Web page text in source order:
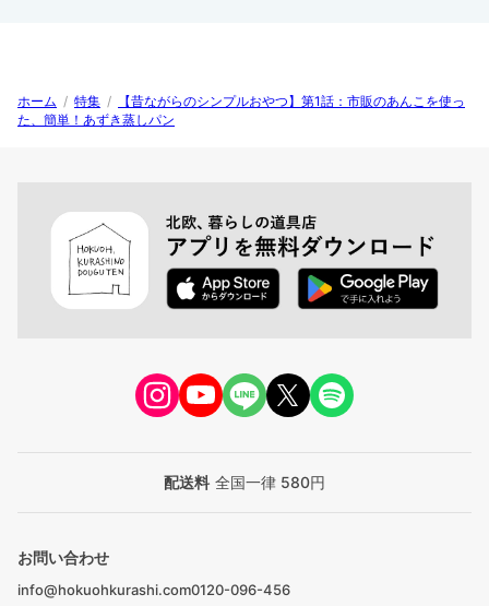
ホーム / 特集 /
【昔ながらのシンプルおやつ】第1話：市販のあんこを使っ
た、簡単！あずき蒸しパン
配送料 全国一律 580円
お問い合わせ
info@hokuohkurashi.com0120-096-456